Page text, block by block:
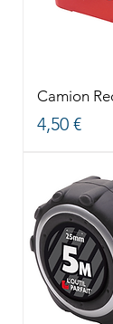
Camion
Prix
4,50 €